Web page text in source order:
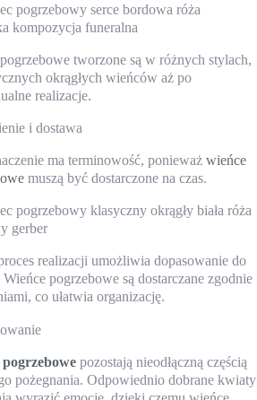
tworzone są w różnych stylach,
okrągłych wieńców aż po
realizacje.
i dostawa
ma terminowość, ponieważ wieńce
muszą być dostarczone na czas.
realizacji umożliwia dopasowanie do
pogrzebowe są dostarczane zgodnie
co ułatwia organizację.
pozostają nieodłączną częścią
pożegnania. Odpowiednio dobrane kwiaty